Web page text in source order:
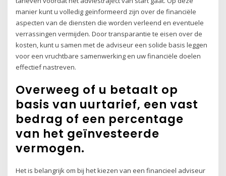
manier kunt u volledig geïnformeerd zijn over de financiële
aspecten van de diensten die worden verleend en eventuele
verrassingen vermijden. Door transparantie te eisen over de
kosten, kunt u samen met de adviseur een solide basis leggen
voor een vruchtbare samenwerking en uw financiële doelen
effectief nastreven.
Overweeg of u betaalt op
basis van uurtarief, een vast
bedrag of een percentage
van het geïnvesteerde
vermogen.
Het is belangrijk om bij het kiezen van een financieel adviseur